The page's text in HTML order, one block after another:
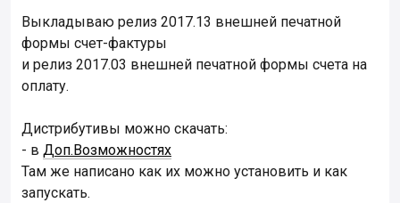
Выкладываю релиз 2017.13 внешней печатной
формы счет-фактуры
и релиз 2017.03 внешней печатной формы счета на
оплату.
Дистрибутивы можно скачать:
- в Доп.Возможностях
Там же написано как их можно установить и как
запускать.